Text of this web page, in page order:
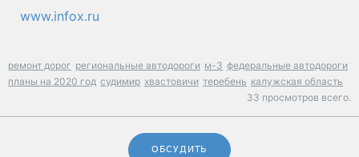
www.infox.ru
ремонт дорог региональные автодороги м-3 федеральные автодороги
планы на 2020 год судимир хвастовичи теребень калужская область
33 просмотров всего.
ОБСУДИТЬ